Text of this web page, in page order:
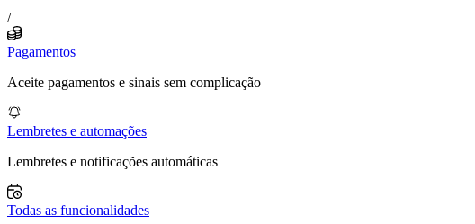
/
Pagamentos
Aceite pagamentos e sinais sem complicação
Lembretes e automações
Lembretes e notificações automáticas
Todas as funcionalidades